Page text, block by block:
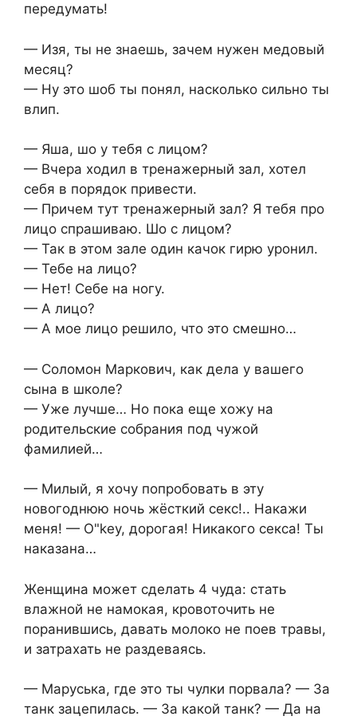
передумать!
— Изя, ты не знаешь, зачем нужен медовый
месяц?
— Ну это шоб ты понял, насколько сильно ты
влип.
— Яша, шо у тебя с лицом?
— Вчера ходил в тренажерный зал, хотел
себя в порядок привести.
— Причем тут тренажерный зал? Я тебя про
лицо спрашиваю. Шо с лицом?
— Так в этом зале один качок гирю уронил.
— Тебе на лицо?
— Нет! Себе на ногу.
— А лицо?
— А мое лицо решило, что это смешно…
— Соломон Маркович, как дела у вашего
сына в школе?
— Уже лучше… Но пока еще хожу на
родительские собрания под чужой
фамилией…
— Милый, я хочу попробовать в эту
новогоднюю ночь жёсткий ceкс!.. Накажи
меня! — O"key, дорогая! Никакого ceкса! Ты
наказана…
Женщина может сделать 4 чуда: стать
влажной не намокая, кровоточить не
поранившись, давать молоко не поев травы,
и затрахать не раздеваясь.
— Маруська, где это ты чулки порвала? — За
танк зацепилась. — За какой танк? — Да на